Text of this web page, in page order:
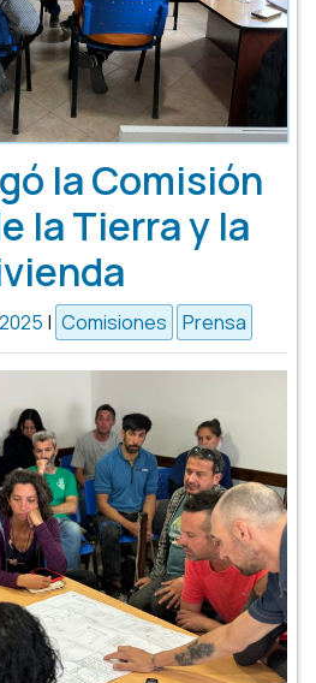
la Comisión
la Tierra y la
| Comisiones Prensa